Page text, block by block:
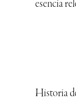
esencia
Historia